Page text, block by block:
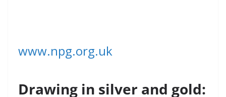
www.npg.org.uk
Drawing in silver and gold: